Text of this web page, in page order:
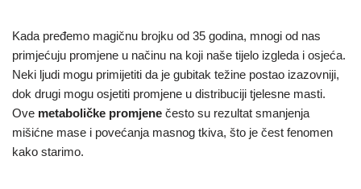
Kada pređemo magičnu brojku od 35 godina, mnogi od nas
primjećuju promjene u načinu na koji naše tijelo izgleda i osjeća.
Neki ljudi mogu primijetiti da je gubitak težine postao izazovniji,
dok drugi mogu osjetiti promjene u distribuciji tjelesne masti.
Ove metaboličke promjene često su rezultat smanjenja
mišićne mase i povećanja masnog tkiva, što je čest fenomen
kako starimo.